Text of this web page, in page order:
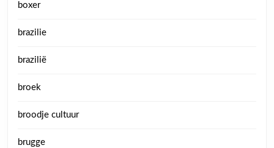
boxer
brazilie
brazilië
broek
broodje cultuur
brugge